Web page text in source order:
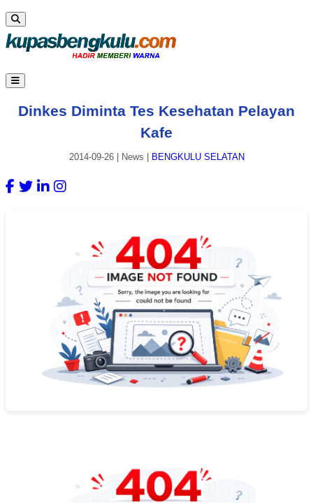
Dinkes Diminta Tes Kesehatan Pelayan
Kafe
2014-09-26| News BENGKULU SELATAN